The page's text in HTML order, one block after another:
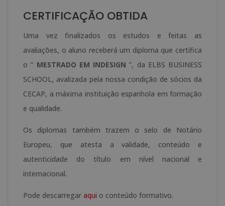
CERTIFICAÇÃO OBTIDA
Uma vez finalizados os estudos e feitas as
avaliações, o aluno receberá um diploma que certifica
o “ MESTRADO EM INDESIGN ”, da ELBS BUSINESS
SCHOOL, avalizada pela nossa condição de sócios da
CECAP, a máxima instituição espanhola em formação
e qualidade.
Os diplomas também trazem o selo de Notário
Europeu, que atesta a validade, conteúdo e
autenticidade do título em nível nacional e
internacional.
Pode descarregar aqui o conteúdo formativo.